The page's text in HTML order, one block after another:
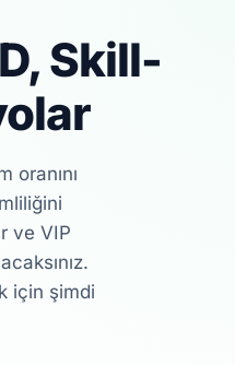
Skill-
oranını
ve VIP
için şimdi